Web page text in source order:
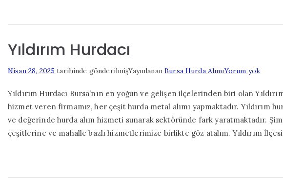
Yıldırım Hurdacı
Nisan 28, 2025 tarihinde gönderilmişYayınlananBursa Hurda AlımıYorum yokYıldırım
Yıldırım Hurdacı Bursa’nın en yoğun ve gelişen ilçelerinden biri olan
hizmet veren firmamız, her çeşit hurda metal alımı yapmaktadır. Yıldırım
ve değerinde hurda alım hizmeti sunarak sektöründe fark yaratmaktadır.
çeşitlerine ve mahalle bazlı hizmetlerimize birlikte göz atalım. Yıldırım